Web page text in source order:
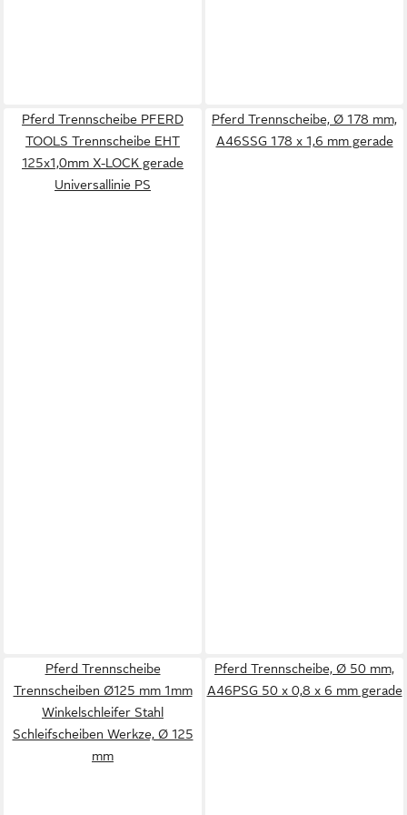
Pferd Trennscheibe PFERD
TOOLS Trennscheibe EHT
125x1,0mm X-LOCK gerade
Universallinie PS
Pferd Trennscheibe, Ø 178 mm,
A46SSG 178 x 1,6 mm gerade
Pferd Trennscheibe
Trennscheiben Ø125 mm 1mm
Winkelschleifer Stahl
Schleifscheiben Werkze, Ø 125
mm
Pferd Trennscheibe, Ø 50 mm,
A46PSG 50 x 0,8 x 6 mm gerade